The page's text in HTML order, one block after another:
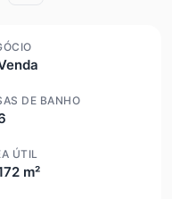
DE BANHO
ÚTIL
m²